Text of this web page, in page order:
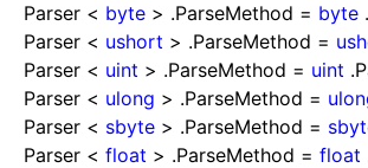
Parser < byte > .ParseMethod = byte
Parser < ushort > .ParseMethod =
Parser < uint > .ParseMethod = uint
Parser < ulong > .ParseMethod =
Parser < sbyte > .ParseMethod =
Parser < float > .ParseMethod = float